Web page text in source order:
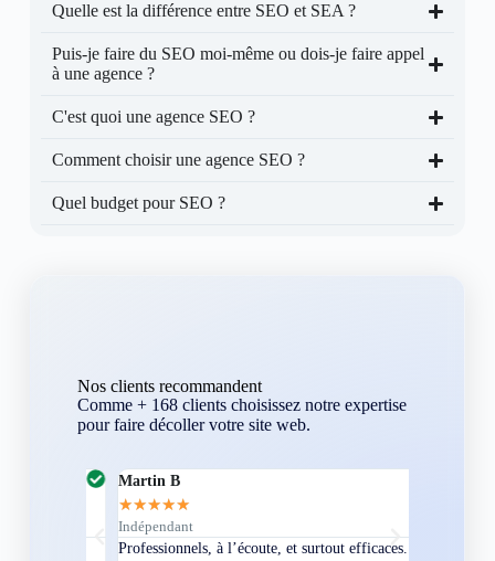
Quelle est la différence entre SEO et SEA ?
Puis-je faire du SEO moi-même ou dois-je faire appel
à une agence ?
C'est quoi une agence SEO ?
Comment choisir une agence SEO ?
Quel budget pour SEO ?
Nos clients recommandent
Comme + 168 clients choisissez notre expertise
pour faire décoller votre site web.
Martin B
★★★
Indépendant
Professionnels, à l’écoute, et surtout efficaces. On